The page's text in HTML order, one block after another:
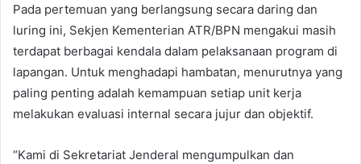
Pada pertemuan yang berlangsung secara daring dan
luring ini, Sekjen Kementerian ATR/BPN mengakui masih
terdapat berbagai kendala dalam pelaksanaan program di
lapangan. Untuk menghadapi hambatan, menurutnya yang
paling penting adalah kemampuan setiap unit kerja
melakukan evaluasi internal secara jujur dan objektif.
“Kami di Sekretariat Jenderal mengumpulkan dan